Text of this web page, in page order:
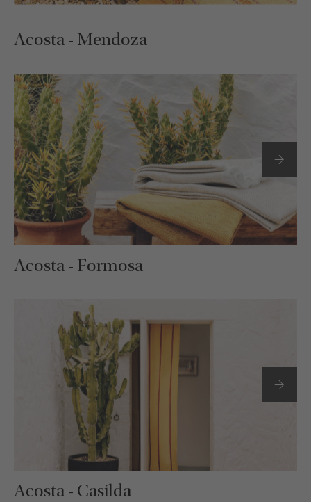
Acosta - Mendoza
Acosta - Formosa
Acosta - Casilda